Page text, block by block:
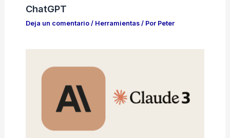
ChatGPT
Deja un comentario / Herramientas/ Por Peter